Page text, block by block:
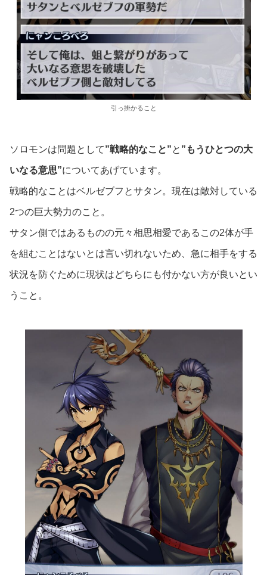
引っ掛かること
ソロモンは問題として”戦略的なこと”と ”もうひとつの大
いなる意思”についてあげています。
戦略的なことはベルゼブフとサタン。現在は敵対している
2つの巨大勢力のこと。
サタン側ではあるものの元々相思相愛であるこの2体が手
を組むことはないとは言い切れないため、急に相手をする
状況を防ぐために現状はどちらにも付かない方が良いとい
うこと。